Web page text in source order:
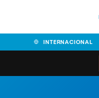
INTERNACIONAL